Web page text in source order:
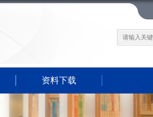
资料下载